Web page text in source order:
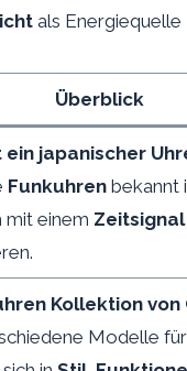
als Energiequelle
Überblick
japanischer
Funkuhrenbekannt
mit einem Zeitsignal
Kollektion von
Modelle für